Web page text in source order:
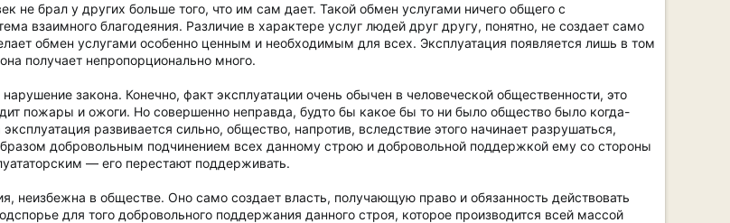
не брал у других больше того, что им сам дает. Такой обмен услугами ничего общего с
взаимного благодеяния. Различие в характере услуг людей друг другу, понятно, не создает само
обмен услугами особенно ценным и необходимым для всех. Эксплуатация появляется лишь в том
получает непропорционально много.
закона. Конечно, факт эксплуатации очень обычен в человеческой общественности, это
пожары и ожоги. Но совершенно неправда, будто бы какое бы то ни было общество было когда-
развивается сильно, общество, напротив, вследствие этого начинает разрушаться,
добровольным подчинением всех данному строю и добровольной поддержкой ему со стороны
— его перестают поддерживать.
неизбежна в обществе. Оно само создает власть, получающую право и обязанность действовать
для того добровольного поддержания данного строя, которое производится всей массой